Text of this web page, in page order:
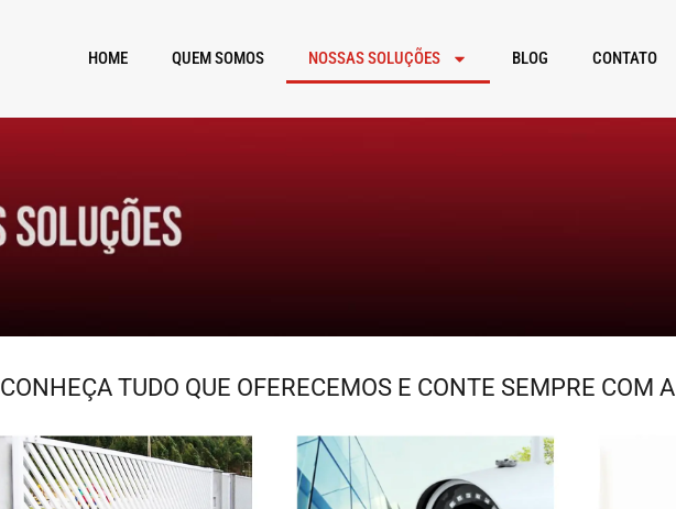
HOME QUEM SOMOS NOSSAS SOLUÇÕES BLOG CONTATO
CONHEÇA TUDO QUE OFERECEMOS E CONTE SEMPRE COM A